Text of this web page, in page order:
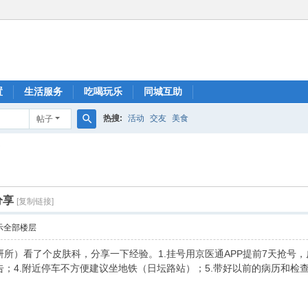
生活服务 吃喝玩乐 同城互助
帖子 热搜: 活动 交友 美食
享 [复制链接]
全部楼层
所）看了个皮肤科，分享一下经验。1.挂号用京医通APP提前7天抢号
4.附近停车不方便建议坐地铁（日坛路站）；5.带好以前的病历和检